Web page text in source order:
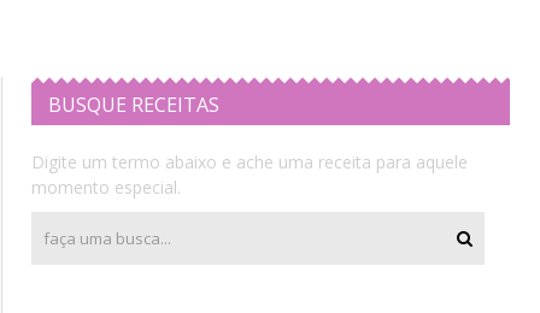
BUSQUE RECEITAS
Digite um termo abaixo e ache uma receita para aquele
momento especial.